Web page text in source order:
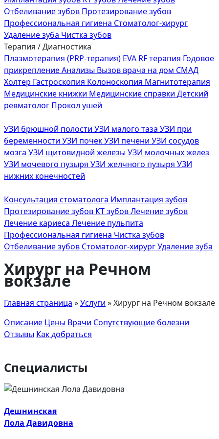
Отбеливание зубов Протезирование зубов
Профессиональная гигиена Стоматолог-хирург
Удаление зуба Чистка зубов
Терапия / Диагностика
Плазмотерапия (PRP-терапия) EVA RF терапия Годовое
прикреплениеАнализы Вызов врача на дом СМАД
Холтер Гастроскопия Колоноскопия Магнитотерапия
Медицинские книжки Медицинские справки Детский
ревматолог Прокол ушей
УЗИ брюшной полости УЗИ малого таза УЗИ при
беременности УЗИ почекУЗИ печени УЗИ сосудов
мозга УЗИ щитовидной железыУЗИ молочных желез
УЗИ мочевого пузыря УЗИ желчного пузыря УЗИ
нижних конечностей
Консультация стоматолога Имплантация зубов
Протезирование зубов КТ зубовЛечение зубов
Лечение кариеса Лечение пульпита
Профессиональная гигиена Чистка зубов
Отбеливание зубов Стоматолог-хирургУдаление зуба
Хирург на Речном
вокзале
Главная страница »Услуги »Хирург на Речном вокзале
Описание Цены Врачи Сопутствующие болезни
Отзывы Как добраться
Специалисты
Дешнинская
Лола Давидовна